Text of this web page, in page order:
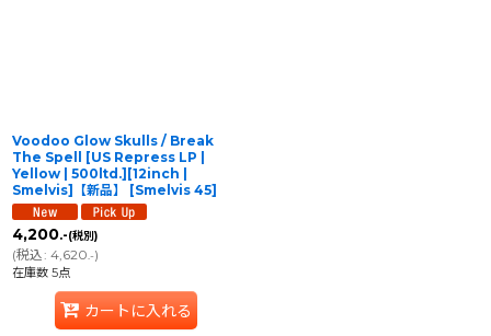
Voodoo Glow Skulls / Break
The Spell [US Repress LP |
Yellow | 500ltd.][12inch |
Smelvis]【新品】
[Smelvis 45]
4,200.-(税別)
(税込: 4,620.-)
在庫数 5点
カートに入れる